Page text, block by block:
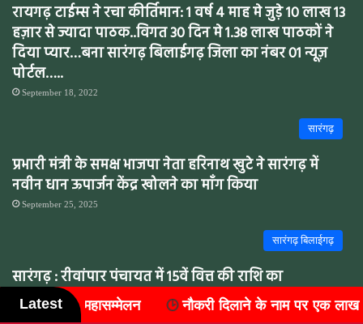
रायगढ़ टाईम्स ने रचा कीर्तिमान: 1 वर्ष 4 माह मे जुड़े 10 लाख 13
हज़ार से ज्यादा पाठक..विगत 30 दिन मे 1.38 लाख पाठकों ने
दिया प्यार…बना सारंगढ़ बिलाईगढ़ जिला का नंबर 01 न्यूज़
पोर्टल…..
September 18, 2022
सारंगढ़
प्रभारी मंत्री के समक्ष भाजपा नेता हरिनाथ खुटे ने सारंगढ़ में
नवीन धान ऊपार्जन केंद्र खोलने का माँग किया
September 25, 2025
सारंगढ़ बिलाईगढ़
सारंगढ़ : रीवांपार पंचायत में 15वें वित्त की राशि का
‘बंदरबांट’,फर्जी बिलों के सहारे लाखों का गबन
February 25, 2026
Latest
के नाम पर एक लाख की ठगी, एक साल से फरार आरोपी कोरबा से